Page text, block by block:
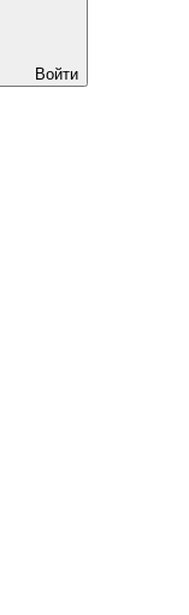
Войти